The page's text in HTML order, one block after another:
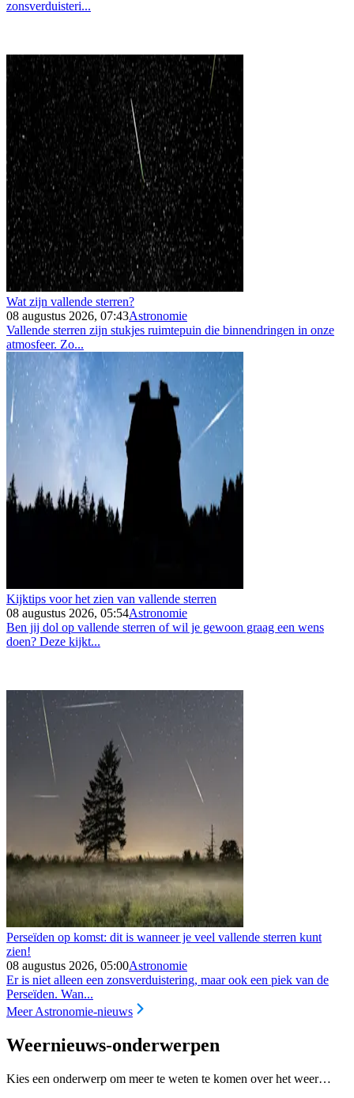
zonsverduisteri...
Wat zijn vallende sterren?
08 augustus 2026, 07:43Astronomie
Vallende sterren zijn stukjes ruimtepuin die binnendringen in onze
atmosfeer. Zo...
Kijktips voor het zien van vallende sterren
08 augustus 2026, 05:54Astronomie
Ben jij dol op vallende sterren of wil je gewoon graag een wens
doen? Deze kijkt...
Perseïden op komst: dit is wanneer je veel vallende sterren kunt
zien!
08 augustus 2026, 05:00Astronomie
Er is niet alleen een zonsverduistering, maar ook een piek van de
Perseïden. Wan...
Meer Astronomie-nieuws
Weernieuws-onderwerpen
Kies een onderwerp om meer te weten te komen over het weer…